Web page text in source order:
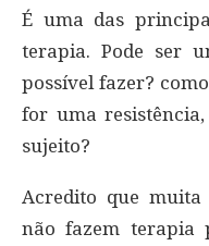
É uma das
terapia. Pode ser
possível fazer?
for uma
sujeito?
Acredito que muita
não fazem terapia